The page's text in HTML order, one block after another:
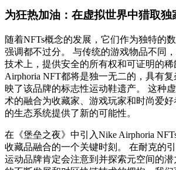
为狂热加油：在虚拟世界中猎取独
随着NFTs概念的发展，它们作为独特的
强调都不过分。 与传统的游戏物品不同
技术上，提供安全的所有权和可证明的
Airphoria NFT都将是独一无二的，具有
映了该品牌的标志性运动鞋遗产。 这种
术的融合为收藏家、游戏玩家和时尚爱
的生态系统提供了新的可能性。
在《堡垒之夜》中引入Nike Airphoria
收藏品融合的一个关键时刻。 在耐克的
运动品牌肯定会注意到并探索元空间的